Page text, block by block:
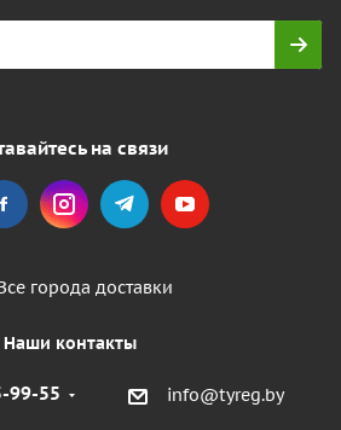
на связи
города доставки
Наши контакты
99-55 info@tyreg.by